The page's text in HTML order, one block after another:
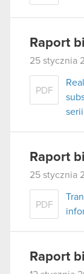
Raport
25 stycznia
PDF
Raport
25 stycznia
PDF
Raport